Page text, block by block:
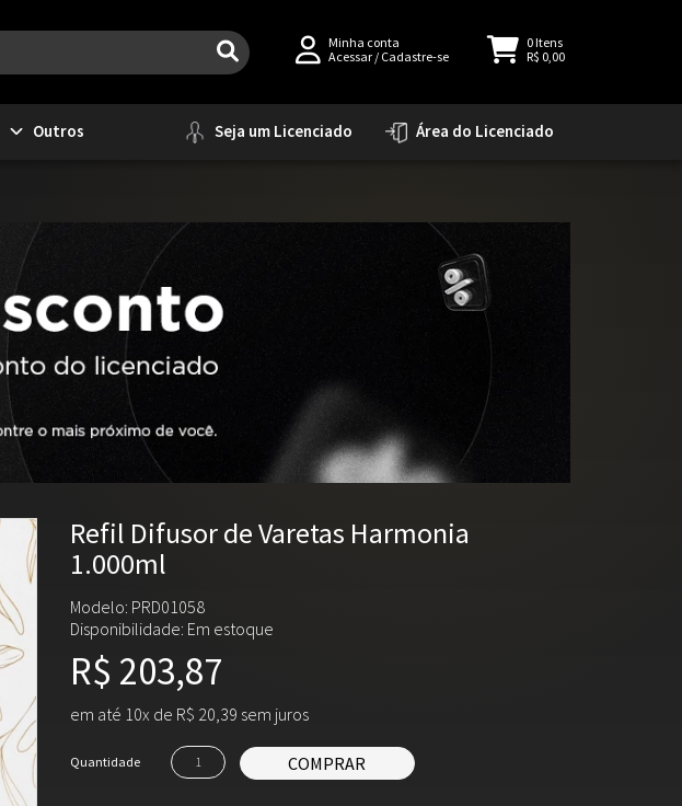
Minha conta
Acessar / Cadastre-se
0Itens
R$ 0,00
Outros Seja um Licenciado Área do Licenciado
Refil Difusor de Varetas Harmonia
1.000ml
Modelo: PRD01058
Disponibilidade: Em estoque
R$ 203,87
em até 10x de R$ 20,39 sem juros
Quantidade COMPRAR